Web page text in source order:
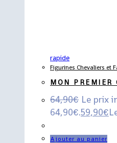
rapide
Figurines Chevaliers et
MON PREMIER
64,90€ Le prix
64,90€.59,90€
Ajouter au panier